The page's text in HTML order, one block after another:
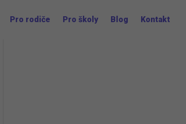
Pro rodiče Pro školy Blog Kontakt